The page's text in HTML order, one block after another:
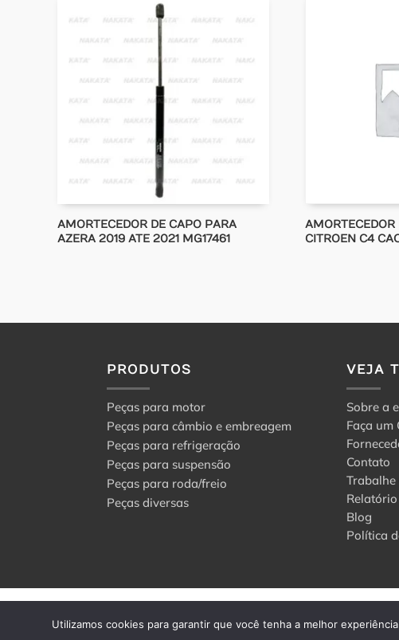
AMORTECEDOR DE CAPO PARA
AZERA 2019 ATE 2021 MG17461
CITROEN C4
PRODUTOS
Peças para motor
Peças para câmbio e embreagem
Peças para refrigeração
Peças para suspensão
Peças para roda/freio
Peças diversas
VEJA
Sobre a
Faça um
Contato
Trabalhe
Blog
Política
Todos os direitos reservados.
Utilizamos cookies para garantir que você tenha a melhor